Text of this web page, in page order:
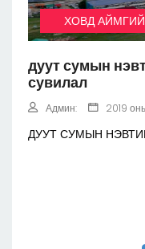
ХОВД
дуут сумын
сувилал
Админ: 2019
ДУУТ СУМЫН